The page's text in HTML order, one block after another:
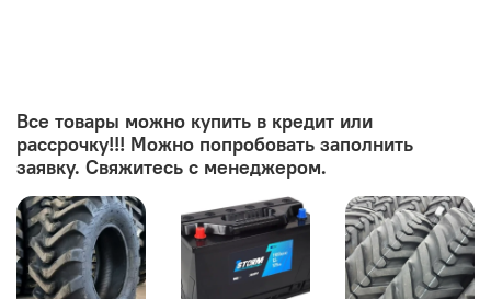
Все товары можно купить в кредит или
рассрочку!!! Можно попробовать заполнить
заявку. Свяжитесь с менеджером.